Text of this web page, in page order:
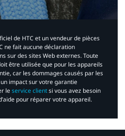
de HTC et un vendeur de pièces
ne fait aucune déclaration
sur des sites Web externes. Toute
être utilisée que pour les appareils
car les dommages causés par les
impact sur votre garantie
leservice clientsi vous avez besoin
pour réparer votre appareil.​